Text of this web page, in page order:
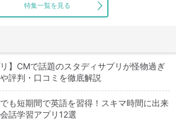
特集一覧を見る
リ】CMで話題のスタディサプリが怪物過ぎ
評判・口コミを徹底解説
も短期間で英語を習得！スキマ時間に出来
話学習アプリ12選